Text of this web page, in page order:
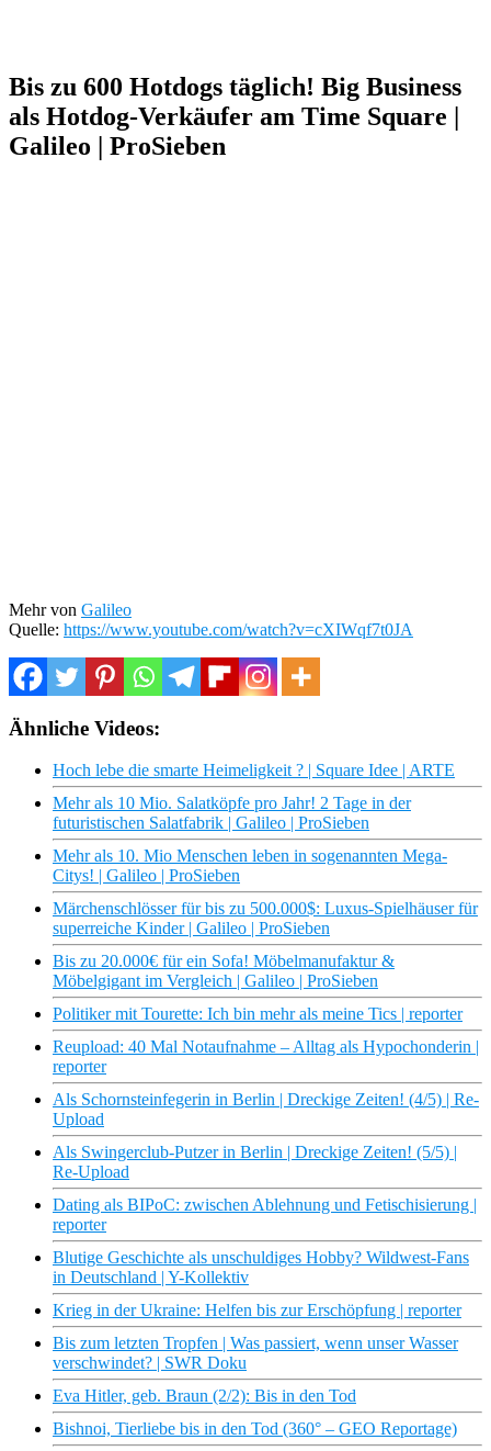
Bis zu 600 Hotdogs täglich! Big Business
als Hotdog-Verkäufer am Time Square |
Galileo | ProSieben
Mehr von Galileo
Quelle: https://www.youtube.com/watch?v=cXIWqf7t0JA
Ähnliche Videos:
Hoch lebe die smarte Heimeligkeit ? | Square Idee | ARTE
Mehr als 10 Mio. Salatköpfe pro Jahr! 2 Tage in der
futuristischen Salatfabrik | Galileo | ProSieben
Mehr als 10. Mio Menschen leben in sogenannten Mega-
Citys! | Galileo | ProSieben
Märchenschlösser für bis zu 500.000$: Luxus-Spielhäuser für
superreiche Kinder | Galileo | ProSieben
Bis zu 20.000€ für ein Sofa! Möbelmanufaktur &
Möbelgigant im Vergleich | Galileo | ProSieben
Politiker mit Tourette: Ich bin mehr als meine Tics | reporter
Reupload: 40 Mal Notaufnahme – Alltag als Hypochonderin |
reporter
Als Schornsteinfegerin in Berlin | Dreckige Zeiten! (4/5) | Re-
Upload
Als Swingerclub-Putzer in Berlin | Dreckige Zeiten! (5/5) |
Re-Upload
Dating als BIPoC: zwischen Ablehnung und Fetischisierung |
reporter
Blutige Geschichte als unschuldiges Hobby? Wildwest-Fans
in Deutschland | Y-Kollektiv
Krieg in der Ukraine: Helfen bis zur Erschöpfung | reporter
Bis zum letzten Tropfen | Was passiert, wenn unser Wasser
verschwindet? | SWR Doku
Eva Hitler, geb. Braun (2/2): Bis in den Tod
Bishnoi, Tierliebe bis in den Tod (360° – GEO Reportage)